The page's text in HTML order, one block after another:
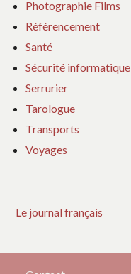
Photographie Films
Référencement
Santé
Sécurité informatique
Serrurier
Tarologue
Transports
Voyages
Le journal français